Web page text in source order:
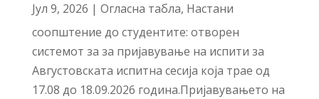
Јул 9, 2026 | Огласна табла, Настани
соопштение до студентите: отворен
системот за за пријавување на испити за
Августовската испитна сесија која трае од
17.08 до 18.09.2026 година.Пријавувањето на